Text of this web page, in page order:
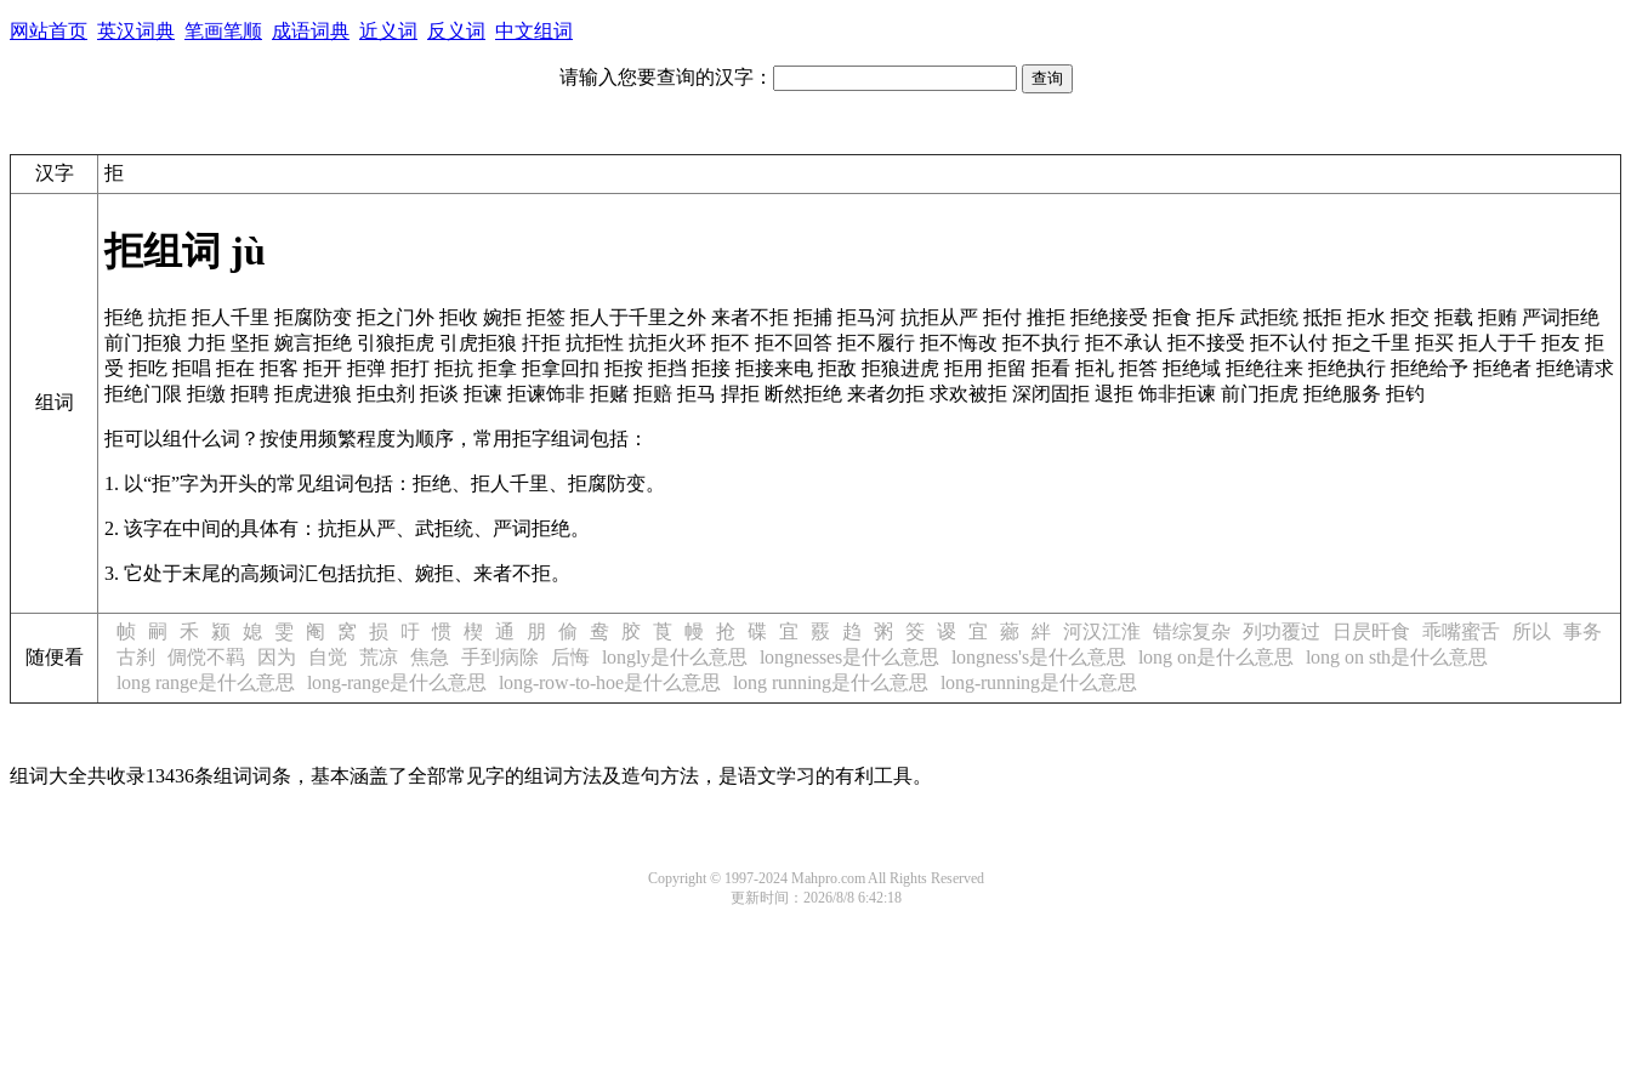
网站首页 英汉词典 笔画笔顺 成语词典 近义词 反义词 中文组词
请输入您要查询的汉字：
汉字 拒
组词
拒组词 jù
拒绝 抗拒 拒人千里 拒腐防变 拒之门外 拒收 婉拒 拒签 拒人于千里之外 来者不拒 拒捕 拒马河 抗拒从严 拒付 推拒 拒绝接受 拒食 拒斥 武拒统 抵拒 拒水 拒交 拒载 拒贿 严词拒绝
前门拒狼 力拒 坚拒 婉言拒绝 引狼拒虎 引虎拒狼 扞拒 抗拒性 抗拒火环 拒不 拒不回答 拒不履行 拒不悔改 拒不执行 拒不承认 拒不接受 拒不认付 拒之千里 拒买 拒人于千 拒友 拒
受 拒吃 拒唱 拒在 拒客 拒开 拒弹 拒打 拒抗 拒拿 拒拿回扣 拒按 拒挡 拒接 拒接来电 拒敌 拒狼进虎 拒用 拒留 拒看 拒礼 拒答 拒绝域 拒绝往来 拒绝执行 拒绝给予 拒绝者 拒绝请求
拒绝门限 拒缴 拒聘 拒虎进狼 拒虫剂 拒谈 拒谏 拒谏饰非 拒赌 拒赔 拒马 捍拒 断然拒绝 来者勿拒 求欢被拒 深闭固拒 退拒 饰非拒谏 前门拒虎 拒绝服务 拒钓
拒可以组什么词？按使用频繁程度为顺序，常用拒字组词包括：
1. 以“拒”字为开头的常见组词包括：拒绝、拒人千里、拒腐防变。
2. 该字在中间的具体有：抗拒从严、武拒统、严词拒绝。
3. 它处于末尾的高频词汇包括抗拒、婉拒、来者不拒。
随便看
帧 嗣 禾 颍 媳 雯 阉 窝 损 吁 惯 楔 通 朋 偷 鸯 胶 莨 幔 抢 碟 宜 覈 趋 粥 筊 谡 宜 薌 絆 河汉江淮 错综复杂 列功覆过 日昃旰食 乖嘴蜜舌 所以
事务
古刹
倜傥不羁 因为 自觉 荒凉 焦急 手到病除 后悔 longly是什么意思 longnesses是什么意思 longness's是什么意思 long on是什么意思
long on sth是什么意思
long range是什么意思
long-range是什么意思 long-row-to-hoe是什么意思 long running是什么意思 long-running是什么意思
组词大全共收录13436条组词词条，基本涵盖了全部常见字的组词方法及造句方法，是语文学习的有利工具。
Copyright © 1997-2024 Mahpro.com All Rights Reserved
更新时间：2026/8/8 6:42:18